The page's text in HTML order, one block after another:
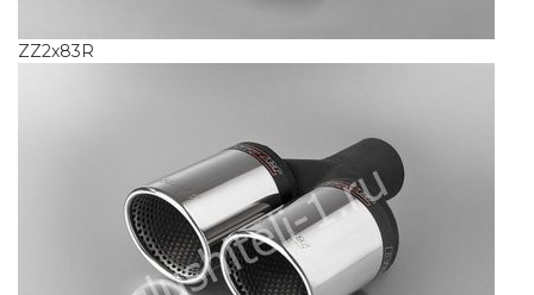
ZZ2x83R